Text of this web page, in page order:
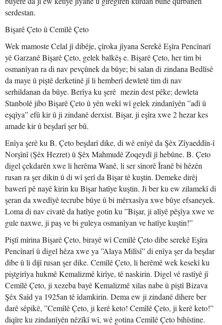
serdestan.
Bişarê Çeto û Cemîlê Çeto
Wek mamoste Celal jî dibêje, çîroka jîyana Serekê Eşîra Pencînarî
yê Garzanê Bişarê Çeto, gelek balkêş e. Bişarê Çeto, her tim bi
osmanîyan ra di nav pevçûnek da bûye; bi salan di zindana Bedlîsê
da maye û piştê derketinê jî li hemberî dewletê tim di nav
serhildanan da bûye. Berîya ku şerê mezin dest pêke; dewleta
Stanbolê jibo Bişarê Çeto û yên wekî wî gelek zindanîyên ”adî û
eşqîya” efû kir û ji zindanê derxist. Bişar, ji eşîra xwe 2 hezar kes
amade kir û beşdarî şer bû.
Enîya şerê ku B. Çeto beşdarî dike, di wê enîyê da Şêx Zîyaeddîn-î
Norşînî (Şêx Hezret) û Şêx Mahmudê Zoqeydî jî hebûne. B. Çeto
digel çekdarên xwe li herêma Wanê, li ser sînorê Îranê bi hêzên
rusan ra şer dikin û di wî şerî da Bişar tê kuştin. Demeke dirêj
bawerî pê nayê kirin ku Bişar hatîye kuştin. Ji ber ku ew zilamekî di
şeran da xwedîyê tecrube bûye û bi mêrxasîya xwe bûye efsaneyek.
Loma di nav civatê da hatîye gotin ku ”Bişar, ji alîyê pêşîya xwe ve
gule naxwe, ji paş ve bi guleya osmanîyan ve hatîye kuştin!”
Piştî mirina Bişarê Çeto, birayê wî Cemîlê Çeto dibe serekê Eşîra
Pencînarî û digel hêza xwe ya ”Alaya Milîsî” di enîya şer da beşdar
dibe û li dijî rusan şer dike. Cemîlê Çeto, li herêmê wek kesekî ku
piştgirîya hukmê Kemalizmê kirîye, tê naskirin. Digel vê rastîyê jî
Cemîlê Çeto, ji xezeba bayê Kemalizmê xilas nabe û piştî Bizava
Şêx Saîd ya 1925an tê îdamkirin. Dema ew ji zindanê dihere ber
darê sêpikê, ”Cemîlê Çeto, ji kerê keto! Cemîlê Çeto, ji kerê keto!”
diqîre ku zindanîyên nêzîkî wî, wê gotina Cemîlê Çeto bihîstine.